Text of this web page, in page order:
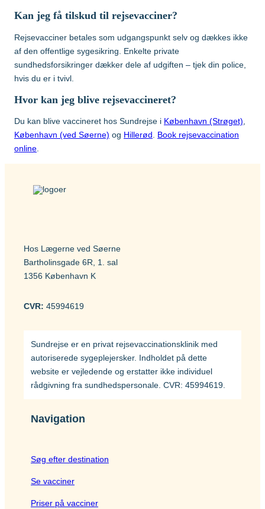
Kan jeg få tilskud til rejsevacciner?
Rejsevacciner betales som udgangspunkt selv og dækkes ikke
af den offentlige sygesikring. Enkelte private
sundhedsforsikringer dækker dele af udgiften – tjek din police,
hvis du er i tvivl.
Hvor kan jeg blive rejsevaccineret?
Du kan blive vaccineret hos Sundrejse i København (Strøget)
København (ved Søerne) og Hillerød
Book rejsevaccination
online
Hos Lægerne ved Søerne
Bartholinsgade 6R, 1. sal
1356 København K
CVR: 45994619
Sundrejse er en privat rejsevaccinationsklinik med
autoriserede sygeplejersker. Indholdet på dette
website er vejledende og erstatter ikke individuel
rådgivning fra sundhedspersonale. CVR: 45994619.
Navigation
Søg efter destination
Se vacciner
Priser på vacciner